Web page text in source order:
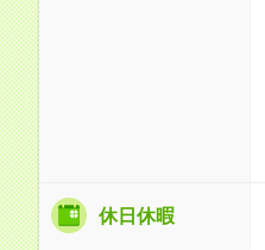
休日休暇